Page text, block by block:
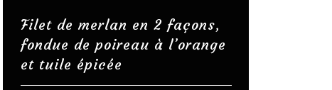
Filet de merlan en 2 façons,
fondue de poireau à l’orange
et tuile épicée